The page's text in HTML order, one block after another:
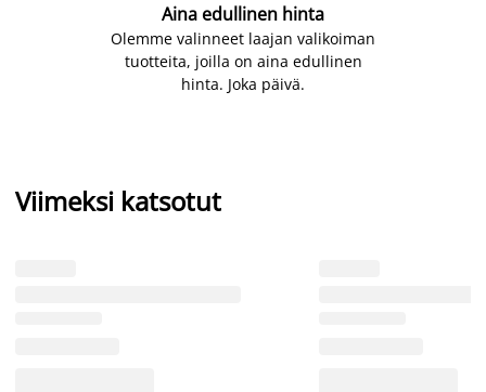
Aina edullinen hinta
Olemme valinneet laajan valikoiman
tuotteita, joilla on aina edullinen
hinta. Joka päivä.
Viimeksi katsotut